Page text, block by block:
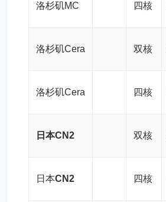
洛杉矶MC 四核
洛杉矶Cera 双核
洛杉矶Cera 四核
日本CN2 双核
日本CN2 四核